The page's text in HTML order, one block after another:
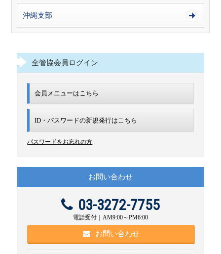
沖縄支部
全管協会員ログイン
会員メニューはこちら
ID・パスワードの新規発行はこちら
パスワードをお忘れの方
お問い合わせ
03-3272-7755
電話受付｜AM9:00～PM6:00
お問い合わせ